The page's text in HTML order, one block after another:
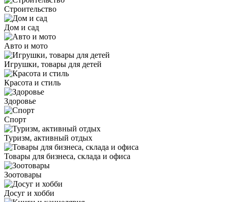
Строительство
Дом и сад
Авто и мото
Игрушки, товары для детей
Красота и стиль
Здоровье
Спорт
Туризм, активный отдых
Товары для бизнеса, склада и офиса
Зоотовары
Досуг и хобби